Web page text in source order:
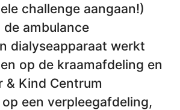
challenge aangaan!)
de ambulance
dialyseapparaat werkt
op de kraamafdeling en
& Kind Centrum
een verpleegafdeling,